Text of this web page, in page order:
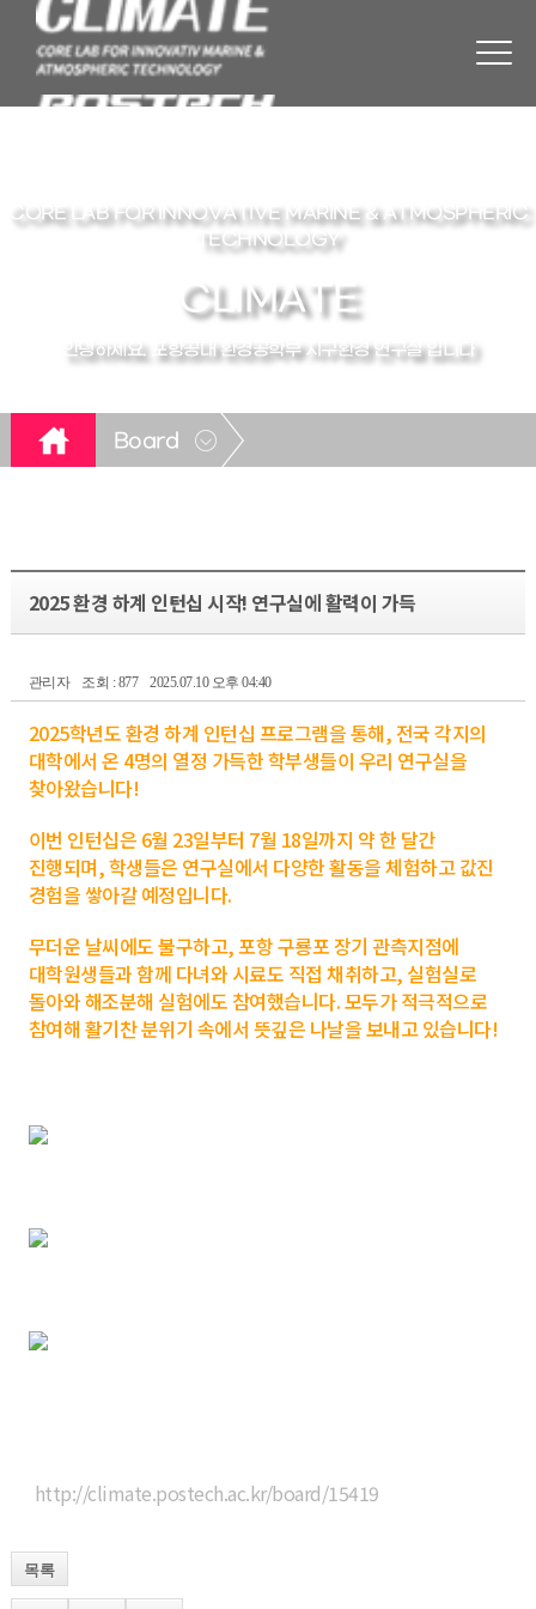
CORE LAB FOR INNOVATIVE MARINE & ATMOSPHERIC
TECHNOLOGY
CLIMATE
안녕하세요. 포항공대 환경공학부 지구환경 연구실 입니다
Board
2025 환경 하계 인턴십 시작! 연구실에 활력이 가득
관리자 조회 : 877 2025.07.10 오후 04:40
2025학년도 환경 하계 인턴십 프로그램을 통해, 전국 각지의
대학에서 온 4명의 열정 가득한 학부생들이 우리 연구실을
찾아왔습니다!
이번 인턴십은 6월 23일부터 7월 18일까지 약 한 달간
진행되며, 학생들은 연구실에서 다양한 활동을 체험하고 값진
경험을 쌓아갈 예정입니다.
무더운 날씨에도 불구하고, 포항 구룡포 장기 관측지점에
대학원생들과 함께 다녀와 시료도 직접 채취하고, 실험실로
돌아와 해조분해 실험에도 참여했습니다. 모두가 적극적으로
참여해 활기찬 분위기 속에서 뜻깊은 나날을 보내고 있습니다!
http://climate.postech.ac.kr/board/15419
목록